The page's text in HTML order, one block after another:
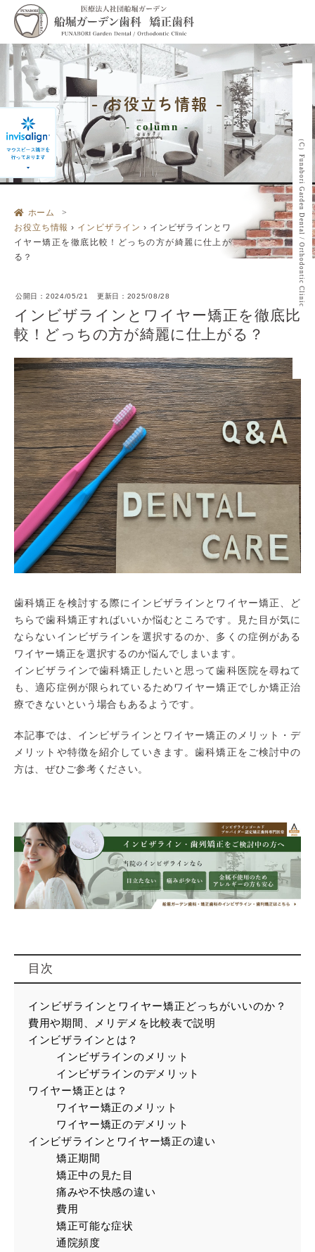
お役立ち情報
column
（C）Funabori Garden Dental / Orthodontic Clinic
ホーム
お役立ち情報 › インビザライン › インビザラインとワ
イヤー矯正を徹底比較！どっちの方が綺麗に仕上が
る？
公開日： 2024/05/21 更新日： 2025/08/28
インビザラインとワイヤー矯正を徹底比
較！どっちの方が綺麗に仕上がる？
歯科矯正を検討する際にインビザラインとワイヤー矯正、ど
ちらで歯科矯正すればいいか悩むところです。見た目が気に
ならないインビザラインを選択するのか、多くの症例がある
ワイヤー矯正を選択するのか悩んでしまいます。
インビザラインで歯科矯正したいと思って歯科医院を尋ねて
も、適応症例が限られているためワイヤー矯正でしか矯正治
療できないという場合もあるようです。
本記事では、インビザラインとワイヤー矯正のメリット・デ
メリットや特徴を紹介していきます。歯科矯正をご検討中の
方は、ぜひご参考ください。
目次
インビザラインとワイヤー矯正どっちがいいのか？
費用や期間、メリデメを比較表で説明
インビザラインとは？
インビザラインのメリット
インビザラインのデメリット
ワイヤー矯正とは？
ワイヤー矯正のメリット
ワイヤー矯正のデメリット
インビザラインとワイヤー矯正の違い
矯正期間
矯正中の見た目
痛みや不快感の違い
費用
矯正可能な症状
通院頻度